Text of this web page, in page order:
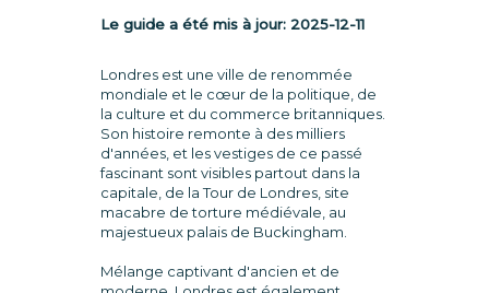
Le guide a été mis à jour: 2025-12-11
Londres est une ville de renommée
mondiale et le cœur de la politique, de
la culture et du commerce britanniques.
Son histoire remonte à des milliers
d'années, et les vestiges de ce passé
fascinant sont visibles partout dans la
capitale, de la Tour de Londres, site
macabre de torture médiévale, au
majestueux palais de Buckingham.
Mélange captivant d'ancien et de